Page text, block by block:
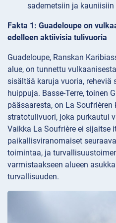
sademetsiin ja kauniisiin
Fakta 1: Guadeloupe on
edelleen aktiivisia tulivuoria
Guadeloupe, Ranskan
alue, on tunnettu
sisältää karuja vuoria, reheviä
huippuja. Basse-Terre, toinen
pääsaaresta, on La
stratotulivuori, joka purkautui
Vaikka La Soufrière ei sijaitse
paikallisviranomaiset
toimintaa, ja
varmistaakseen alueen
turvallisuuden.